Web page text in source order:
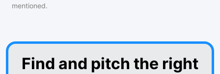
mentioned.
Find and pitch the right